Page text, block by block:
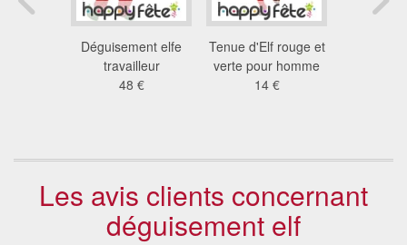
Déguisement elfe
travailleur
48 €
Tenue d'Elf rouge et
verte pour homme
14 €
Les avis clients concernant
déguisement elf